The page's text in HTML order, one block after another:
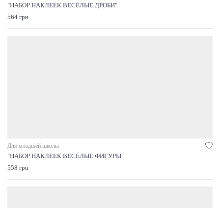
"НАБОР НАКЛЕЕК ВЕСЁЛЫЕ ДРОБИ"
564 грн
Для младшей школы
"НАБОР НАКЛЕЕК ВЕСЁЛЫЕ ФИГУРЫ"
558 грн